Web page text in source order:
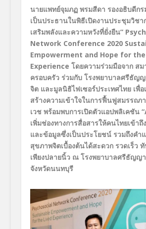
นายแพทย์จุมภฏ พรมสีดา รองอธิบดีก
เป็นประธานในพิธีเปิดงานประชุมวิชา
เสริมพลังและความหวังที่ยั่งยืน”
Network Conference 2020
Empowerment and Hope for
Experience โดยความร่วมมือจาก สม
ครอบครัว ร่วมกับ โรงพยาบาลศรีธัญ
จิต และมูลนิธิไฟเซอร์ประเทศไทย เพื่
สร้างความเข้าใจในการฟื้นฟูสมรรถภ
เวช พร้อมพบการเปิดตัวแอปพลิเคชัน
เพิ่มช่องทางการสื่อสารให้คนไทยเข้าถึ
และข้อมูลซึ่งเป็นประโยชน์ รวมถึงคำ
สุขภาพจิตเบื้องต้นได้สะดวก รวดเร็ว
เพียงปลายนิ้ว ณ โรงพยาบาลศรีธัญญ
จังหวัดนนทบุรี